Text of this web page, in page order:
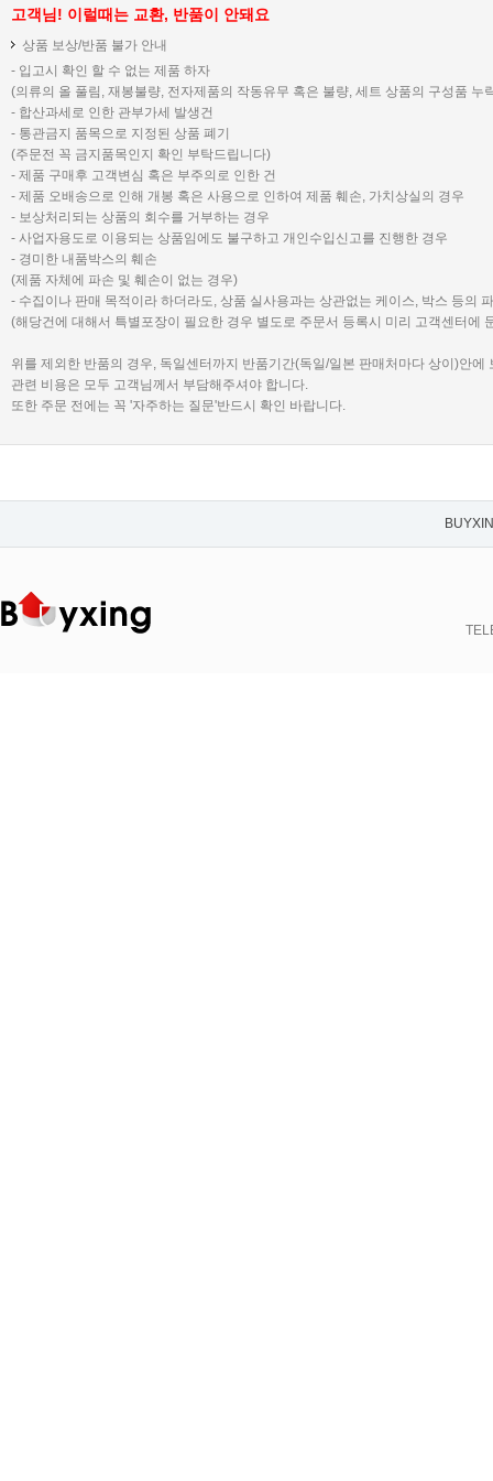
고객님! 이럴때는 교환, 반품이 안돼요
상품 보상/반품 불가 안내
- 입고시 확인 할 수 없는 제품 하자
(의류의 올 풀림, 재봉불량, 전자제품의 작동유무 혹은 불량, 세트 상품의 구성품 누
- 합산과세로 인한 관부가세 발생건
- 통관금지 품목으로 지정된 상품 폐기
(주문전 꼭 금지품목인지 확인 부탁드립니다)
- 제품 구매후 고객변심 혹은 부주의로 인한 건
- 제품 오배송으로 인해 개봉 혹은 사용으로 인하여 제품 훼손, 가치상실의 경우
- 보상처리되는 상품의 회수를 거부하는 경우
- 사업자용도로 이용되는 상품임에도 불구하고 개인수입신고를 진행한 경우
- 경미한 내품박스의 훼손
(제품 자체에 파손 및 훼손이 없는 경우)
- 수집이나 판매 목적이라 하더라도, 상품 실사용과는 상관없는 케이스, 박스 등의
(해당건에 대해서 특별포장이 필요한 경우 별도로 주문서 등록시 미리 고객센터에
위를 제외한 반품의 경우, 독일센터까지 반품기간(독일/일본 판매처마다 상이)안에
관련 비용은 모두 고객님께서 부담해주셔야 합니다.
또한 주문 전에는 꼭 '자주하는 질문'반드시 확인 바랍니다.